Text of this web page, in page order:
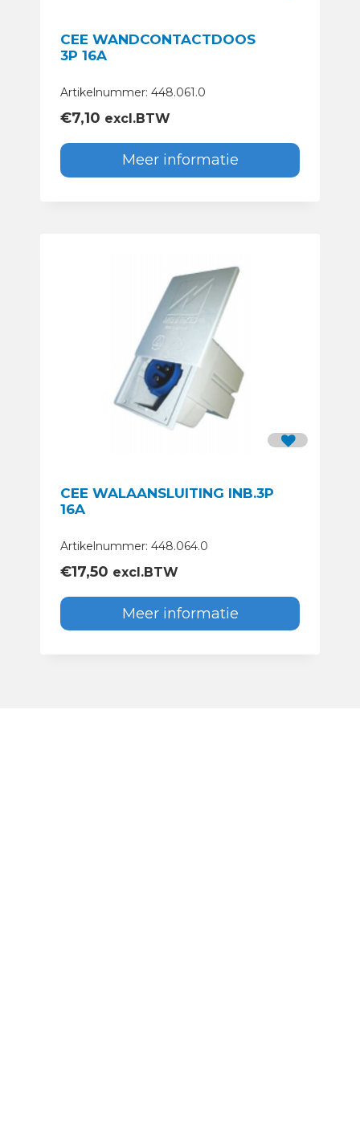
CEE WANDCONTACTDOOS
3P 16A
Artikelnummer: 448.061.0
€7,10 excl.BTW
Meer informatie
CEE WALAANSLUITING INB.3P
16A
Artikelnummer: 448.064.0
€17,50 excl.BTW
Meer informatie